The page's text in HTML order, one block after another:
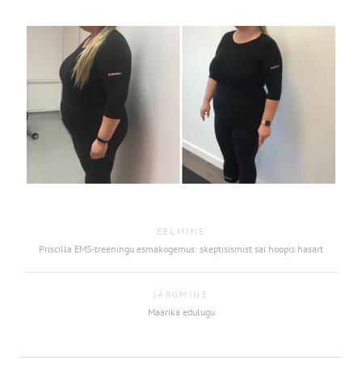
EELMINE
Priscilla EMS-treeningu esmakogemus: skeptisismist sai hoopis hasart
JÄRGMINE
Maarika edulugu